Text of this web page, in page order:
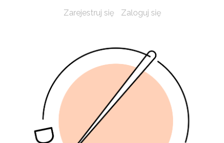
Zarejestruj się Zaloguj się